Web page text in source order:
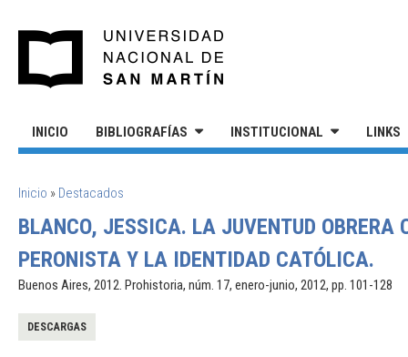
INICIO BIBLIOGRAFÍAS INSTITUCIONAL LINKS
SE ENCUENTRA USTED AQUÍ
Inicio » Destacados
BLANCO, JESSICA. LA JUVENTUD
PERONISTA Y LA IDENTIDAD CATÓLICA.
Buenos Aires, 2012. Prohistoria, núm. 17, enero-junio, 2012, pp. 101-128
DESCARGAS